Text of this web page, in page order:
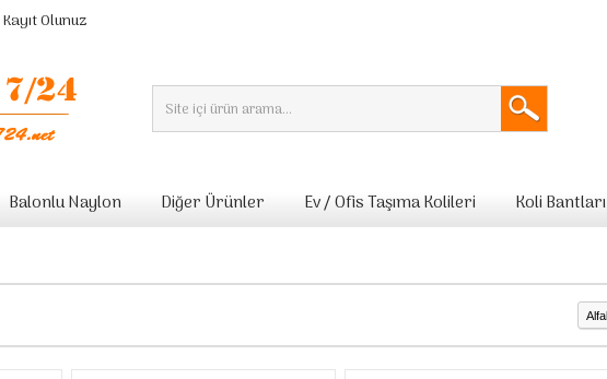
Kayıt Olunuz
Balonlu Naylon Diğer Ürünler Ev / Ofis Taşıma Kolileri Koli Bantları